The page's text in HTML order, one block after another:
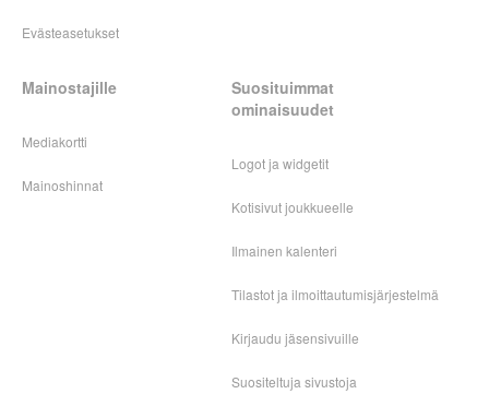
Evästeasetukset
Mainostajille
Mediakortti
Mainoshinnat
Suosituimmat
ominaisuudet
Logot ja widgetit
Kotisivut joukkueelle
Ilmainen kalenteri
Tilastot ja ilmoittautumisjärjestelmä
Kirjaudu jäsensivuille
Suositeltuja sivustoja